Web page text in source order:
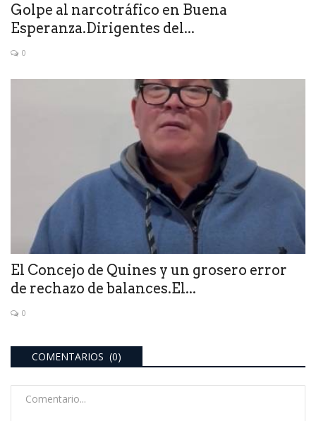
Golpe al narcotráfico en Buena
Esperanza.Dirigentes del...
0
El Concejo de Quines y un grosero error
de rechazo de balances.El...
0
COMENTARIOS (0)